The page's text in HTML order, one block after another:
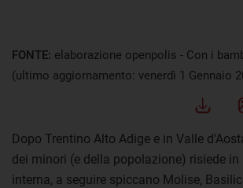
FONTE: elaborazione openpolis - Con i
(ultimo aggiornamento: venerdì 1 Gennaio
Dopo Trentino Alto Adige e in Valle
dei minori (e della popolazione) risiede in
interna, a seguire spiccano Molise,